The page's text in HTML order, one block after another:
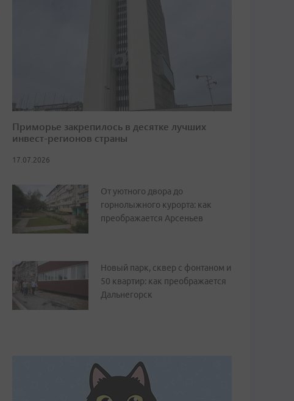
Приморье закрепилось в десятке лучших
инвест-регионов страны
17.07.2026
От уютного двора до
горнолыжного курорта: как
преображается Арсеньев
Новый парк, сквер с фонтаном и
50 квартир: как преображается
Дальнегорск